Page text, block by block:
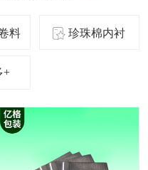
料 珍珠棉内衬
+